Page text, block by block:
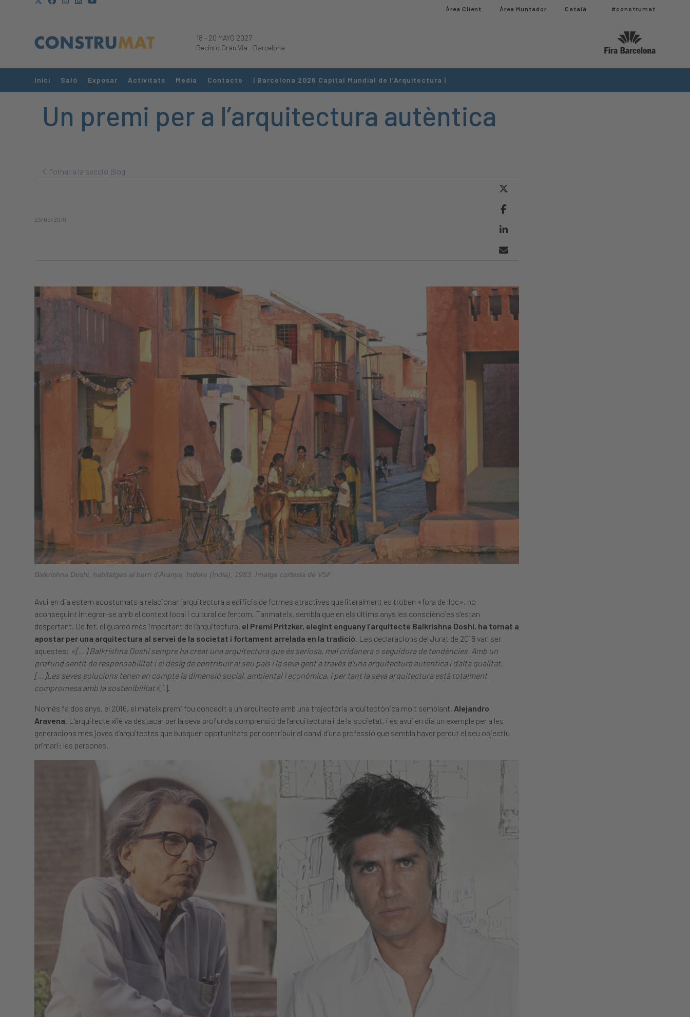
Àrea Client Àrea Muntador​ Català #construmat
18 - 20 MAYO 2027
Recinto Gran Via - Barcelona
Inici Saló Exposar Activitats Media Contacte | Barcelona 2026 Capital Mundial de l’Arquitectura |
Un premi per a l’arquitectura autèntica
Tornar a la secció Blog
23/05/2018
Balkrishna Doshi, habitatges al barri d’Aranya, Indore (Índia), 1983. Imatge cortesia de VSF.
Avui en dia estem acostumats a relacionar l’arquitectura a edificis de formes atractives que literalment es troben «fora de lloc», no
aconseguint integrar-se amb el context local i cultural de l’entorn. Tanmateix, sembla que en els últims anys les consciències s’estan
despertant. De fet, el guardó més important de l’arquitectura, el Premi Pritzker, elegint enguany l’arquitecte Balkrishna Doshi, ha tornat a
apostar per una arquitectura al servei de la societat i fortament arrelada en la tradició. Les declaracions del Jurat de 2018 van ser
aquestes: «[…] Balkrishna Doshi sempre ha creat una arquitectura que és seriosa, mai cridanera o seguidora de tendències. Amb un
profund sentit de responsabilitat i el desig de contribuir al seu país i la seva gent a través d’una arquitectura autèntica i d’alta qualitat.
[…]Les seves solucions tenen en compte la dimensió social, ambiental i econòmica, i per tant la seva arquitectura està totalment
compromesa amb la sostenibilitat»[1].
Només fa dos anys, el 2016, el mateix premi fou concedit a un arquitecte amb una trajectòria arquitectònica molt semblant, Alejandro
Aravena. L’arquitecte xilè va destacar per la seva profunda comprensió de l’arquitectura i de la societat, i és avui en dia un exemple per a les
generacions més joves d’arquitectes que busquen oportunitats per contribuir al canvi d’una professió que sembla haver perdut el seu objectiu
primari: les persones.